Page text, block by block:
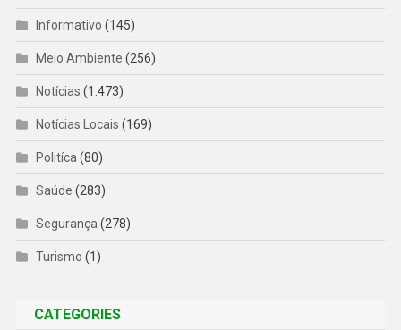
Informativo (145)
Meio Ambiente (256)
Notícias (1.473)
Notícias Locais (169)
Politíca (80)
Saúde (283)
Segurança (278)
Turismo (1)
CATEGORIES